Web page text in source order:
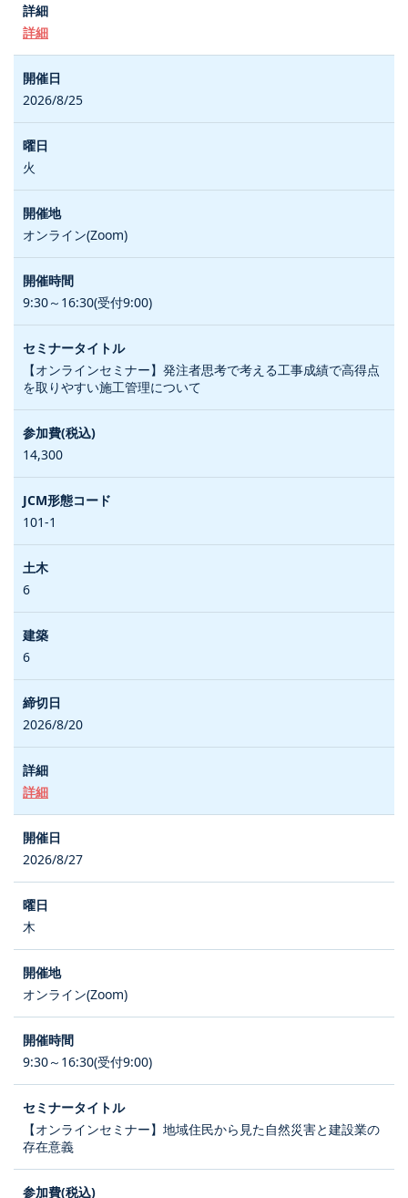
詳細
2026/8/25
火
オンライン(Zoom)
9:30～16:30(受付9:00)
【オンラインセミナー】発注者思考で考える工事成績で高得点
を取りやすい施工管理について
14,300
101-1
6
6
2026/8/20
詳細
2026/8/27
木
オンライン(Zoom)
9:30～16:30(受付9:00)
【オンラインセミナー】地域住民から見た自然災害と建設業の
存在意義